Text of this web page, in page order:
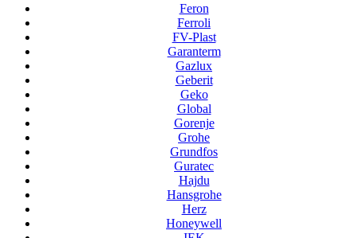
Feron
Ferroli
FV-Plast
Garanterm
Gazlux
Geberit
Geko
Global
Gorenje
Grohe
Grundfos
Guratec
Hajdu
Hansgrohe
Herz
Honeywell